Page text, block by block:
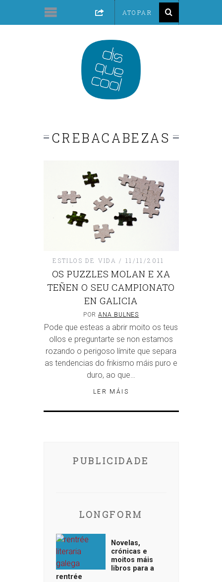
CREBACABEZAS
ESTILOS DE VIDA 11/11/2011
OS PUZZLES MOLAN E XA
TEÑEN O SEU CAMPIONATO
EN GALICIA
PORANA BULNES
Pode que esteas a abrir moito os teus
ollos e preguntarte se non estamos
rozando o perigoso límite que separa
as tendencias do frikismo máis puro e
duro, ao que…
LER MÁIS
PUBLICIDADE
LONGFORM
Novelas,
crónicas e
moitos máis
libros para a
rentrée